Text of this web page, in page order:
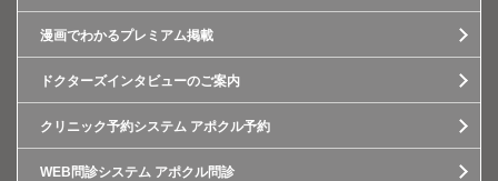
漫画でわかるプレミアム掲載
ドクターズインタビューのご案内
クリニック予約システム アポクル予約
WEB問診システム アポクル問診